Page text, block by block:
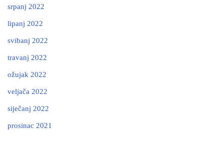
srpanj 2022
lipanj 2022
svibanj 2022
travanj 2022
ožujak 2022
veljača 2022
siječanj 2022
prosinac 2021